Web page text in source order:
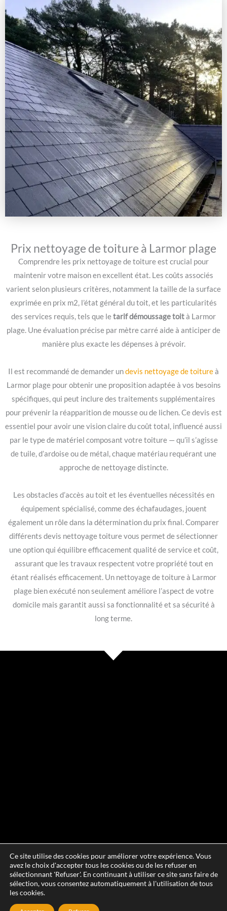
Prix nettoyage de toiture à Larmor plage
Comprendre les prix nettoyage de toiture est crucial pour
maintenir votre maison en excellent état. Les coûts associés
varient selon plusieurs critères, notamment la taille de la surface
exprimée en prix m2, l’état général du toit, et les particularités
des services requis, tels que letarif démoussage toità Larmor
plage. Une évaluation précise par mètre carré aide à anticiper de
manière plus exacte les dépenses à prévoir.
Il est recommandé de demander undevis nettoyage de toitureà
Larmor plage pour obtenir une proposition adaptée à vos besoins
spécifiques, qui peut inclure des traitements supplémentaires
pour prévenir la réapparition de mousse ou de lichen. Ce devis est
essentiel pour avoir une vision claire du coût total, influencé aussi
par le type de matériel composant votre toiture — qu’il s’agisse
de tuile, d’ardoise ou de métal, chaque matériau requérant une
approche de nettoyage distincte.
Les obstacles d’accès au toit et les éventuelles nécessités en
équipement spécialisé, comme des échafaudages, jouent
également un rôle dans la détermination du prix final. Comparer
différents devis nettoyage toiture vous permet de sélectionner
une option qui équilibre efficacement qualité de service et coût,
assurant que les travaux respectent votre propriété tout en
étant réalisés efficacement. Un nettoyage de toiture à Larmor
plage bien exécuté non seulement améliore l’aspect de votre
domicile mais garantit aussi sa fonctionnalité et sa sécurité à
long terme.
Ce site utilise des cookies pour améliorer votre expérience. Vous
avez le choix d'accepter tous les cookies ou de les refuser en
sélectionnant 'Refuser'. En continuant à utiliser ce site sans faire de
sélection, vous consentez automatiquement à l'utilisation de tous
les cookies.